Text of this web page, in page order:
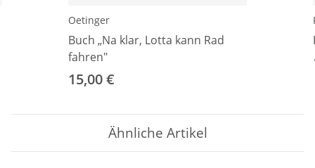
Oetinger
Buch „Na klar, Lotta kann Rad
fahren"
15,00 €
Ähnliche Artikel